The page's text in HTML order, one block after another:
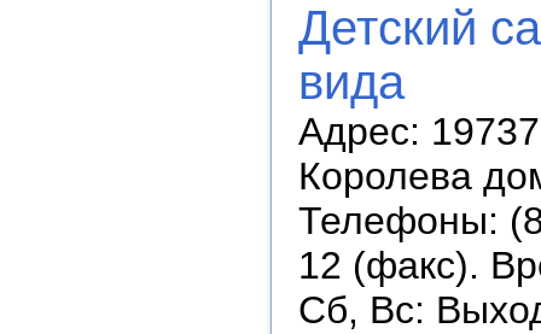
Детский
вида
Адрес:
Королева
Телефоны:
12 (факс).
Сб, Вс: